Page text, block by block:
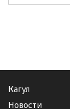
Кагул
Новости